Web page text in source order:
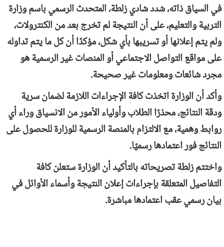
في السياق ذاته، شدد شادي زلطة، المتحدث الرسمي باسم وزارة
التربية والتعليم، على أن النتيجة لم تخرج بعد من الكنترولات،
ولم يتم إعلانها أو تسريبها بأي شكل، مؤكدًا أن كل ما يتم تداوله
على مواقع التواصل الاجتماعي أو المنصات غير الرسمية هو
مجرد شائعات ومعلومات غير صحيحة.
وأكد أن الوزارة اتخذت كافة الإجراءات اللازمة لضمان سرية
ودقة النتائج، محذرًا الطلاب وأولياء الأمور من الانسياق وراء أي
روابط وهمية، مع الالتزام بالمنصة الرسمية للوزارة للحصول على
النتائج فور اعتمادها رسميًا.
واختتم زلطة تصريحاته بالتأكيد أن الوزارة ستعلن كافة
التفاصيل المتعلقة بإجراءات إعلان النتيجة وأسماء الأوائل في
بيان رسمي عقب اعتمادها مباشرة.